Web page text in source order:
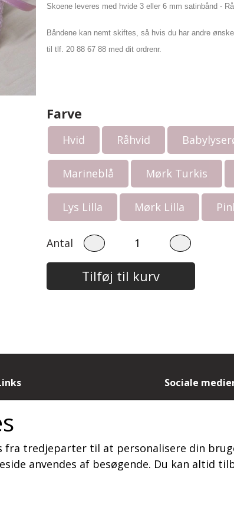
Baby 0 - 3 år.
Bodystocking
Savlesmække
Børn str. 2 - 8 år
Strik
Pyntekraver
Skoene leveres med hvide 3 eller 6 mm satinbånd -
Båndene kan nemt skiftes, så hvis du har andre
til tlf. 20 88 67 88 med dit ordrenr.
Farve
Hvid Råhvid
Marineblå Mørk Turkis
Lys Lilla Mørk Lilla
Antal
Tilføj til kurv
og reklamation
login
os
Sociale
fra tredjeparter til at personalisere din
anvendes af besøgende. Du kan altid